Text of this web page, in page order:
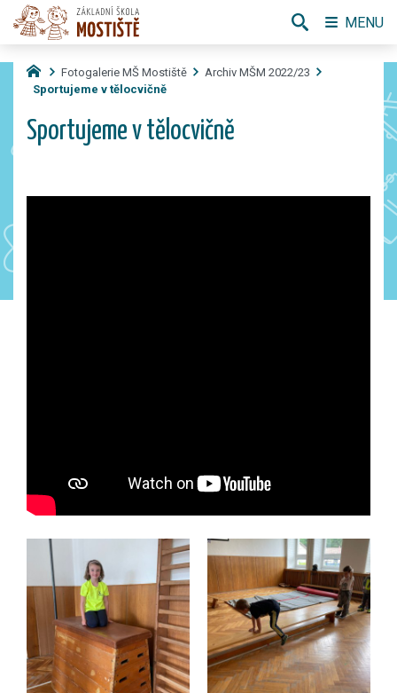
Fotogalerie MŠ Mostiště
Archiv MŠM 2022/23
Sportujeme v tělocvičně
Sportujeme v tělocvičně
MENU